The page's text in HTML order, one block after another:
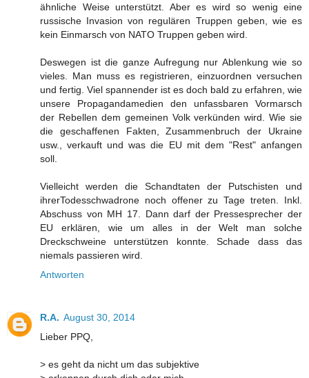
ähnliche Weise unterstützt. Aber es wird so wenig eine
russische Invasion von regulären Truppen geben, wie es
kein Einmarsch von NATO Truppen geben wird.
Deswegen ist die ganze Aufregung nur Ablenkung wie so
vieles. Man muss es registrieren, einzuordnen versuchen
und fertig. Viel spannender ist es doch bald zu erfahren, wie
unsere Propagandamedien den unfassbaren Vormarsch
der Rebellen dem gemeinen Volk verkünden wird. Wie sie
die geschaffenen Fakten, Zusammenbruch der Ukraine
usw., verkauft und was die EU mit dem "Rest" anfangen
soll.
Vielleicht werden die Schandtaten der Putschisten und
ihrerTodesschwadrone noch offener zu Tage treten. Inkl.
Abschuss von MH 17. Dann darf der Pressesprecher der
EU erklären, wie um alles in der Welt man solche
Dreckschweine unterstützen konnte. Schade dass das
niemals passieren wird.
Antworten
R.A. August 30, 2014
Lieber PPQ,
> es geht da nicht um das subjektive